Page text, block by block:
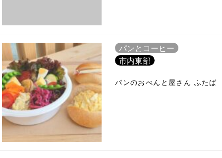
パンとコーヒー
市内東部
パンのおべんと屋さん ふたば